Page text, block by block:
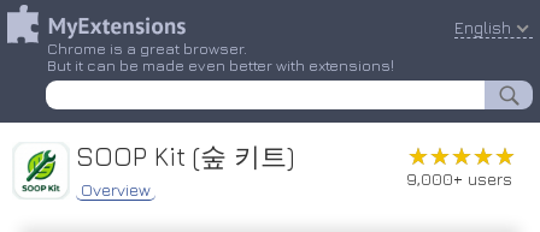
Chrome is a great browser.
But it can be made even better with extensions!
English
SOOP Kit (숲 키트)
Overview
★★★★★
★★★★★
9,000+ users